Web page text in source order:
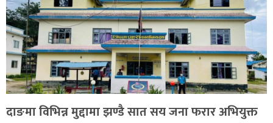
दाङमा विभिन्न मुद्दामा झण्डै सात सय जना फरार अभियुक्त